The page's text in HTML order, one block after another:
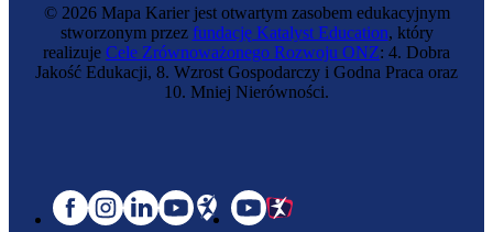
© 2026 Mapa Karier jest otwartym zasobem edukacyjnym
stworzonym przez fundację Katalyst Education, który
realizuje Cele Zrównoważonego Rozwoju ONZ: 4. Dobra
Jakość Edukacji, 8. Wzrost Gospodarczy i Godna Praca oraz
10. Mniej Nierówności.